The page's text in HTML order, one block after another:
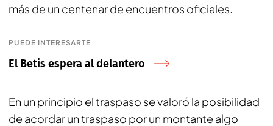
más de un centenar de encuentros oficiales.
PUEDE INTERESARTE
El Betis espera al delantero
En un principio el traspaso se valoró la posibilidad
de acordar un traspaso por un montante algo